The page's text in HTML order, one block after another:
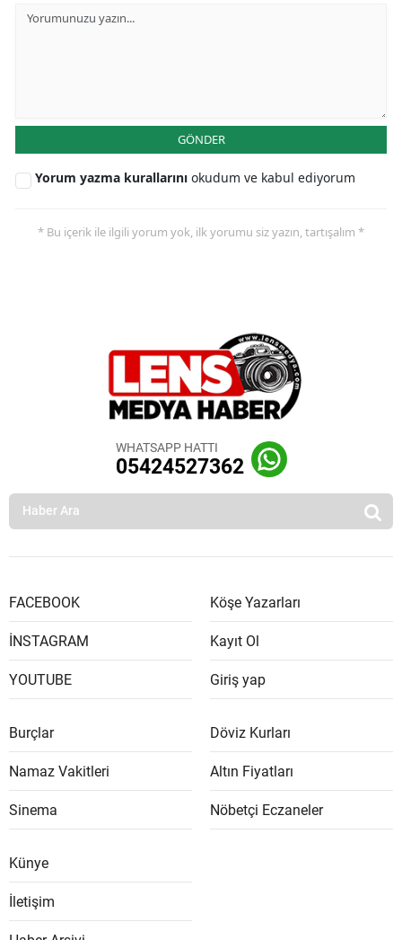
GÖNDER
Yorum yazma kurallarını okudum ve kabul ediyorum
* Bu içerik ile ilgili yorum yok, ilk yorumu siz yazın, tartışalım *
WHATSAPP HATTI
05424527362
FACEBOOK
İNSTAGRAM
YOUTUBE
Köşe Yazarları
Kayıt Ol
Giriş yap
Burçlar
Namaz Vakitleri
Sinema
Döviz Kurları
Altın Fiyatları
Nöbetçi Eczaneler
Künye
İletişim